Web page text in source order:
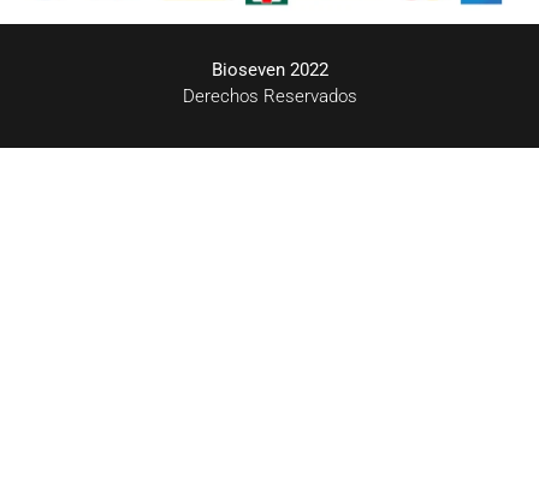
Bioseven 2022
Derechos Reservados